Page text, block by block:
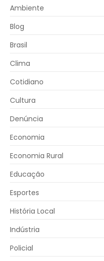
Ambiente
Blog
Brasil
Clima
Cotidiano
Cultura
Denúncia
Economia
Economia Rural
Educação
Esportes
História Local
Indústria
Policial